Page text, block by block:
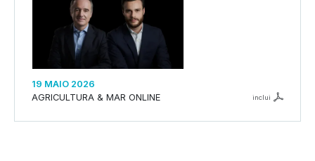
19 MAIO 2026
AGRICULTURA & MAR ONLINE
inclui